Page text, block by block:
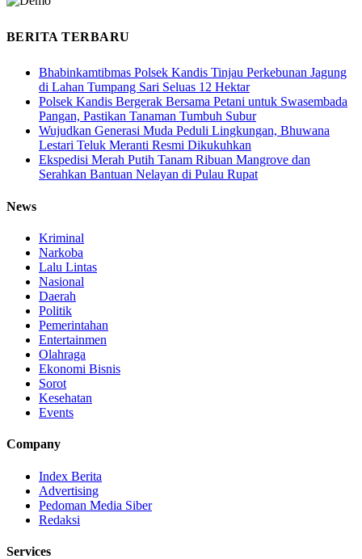
BERITA TERBARU
Bhabinkamtibmas Polsek Kandis Tinjau Perkebunan Jagung
di Lahan Tumpang Sari Seluas 12 Hektar
Polsek Kandis Bergerak Bersama Petani untuk Swasembada
Pangan, Pastikan Tanaman Tumbuh Subur
Wujudkan Generasi Muda Peduli Lingkungan, Bhuwana
Lestari Teluk Meranti Resmi Dikukuhkan
Ekspedisi Merah Putih Tanam Ribuan Mangrove dan
Serahkan Bantuan Nelayan di Pulau Rupat
News
Kriminal
Narkoba
Lalu Lintas
Nasional
Daerah
Politik
Pemerintahan
Entertainmen
Olahraga
Ekonomi Bisnis
Sorot
Kesehatan
Events
Company
Index Berita
Advertising
Pedoman Media Siber
Redaksi
Services